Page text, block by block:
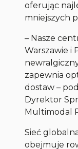
oferując
mniejszych
– Nasze
Warszawie i
zapewnia
dostaw –
Dyrektor
Multimodal
Sieć
obejmuje